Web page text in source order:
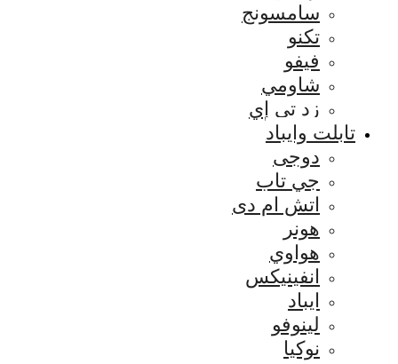
سامسونج
تكنو
فيفو
شاومي
زد تي إي
تابلت وايباد
دوجى
جي تاب
اتش ام دى
هونر
هواوي
انفينيكس
ايباد
لينوفو
نوكيا